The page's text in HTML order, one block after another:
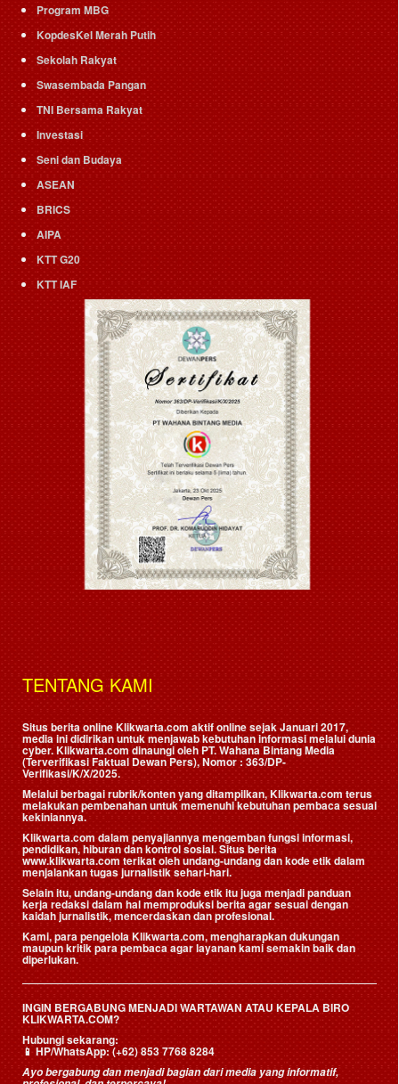
Program MBG
KopdesKel Merah Putih
Sekolah Rakyat
Swasembada Pangan
TNI Bersama Rakyat
Investasi
Seni dan Budaya
ASEAN
BRICS
AIPA
KTT G20
KTT IAF
TENTANG KAMI
Situs berita online Klikwarta.com aktif online sejak Januari 2017,
media ini didirikan untuk menjawab kebutuhan informasi melalui dunia
cyber. Klikwarta.com dinaungi oleh PT. Wahana Bintang Media
(Terverifikasi Faktual Dewan Pers), Nomor : 363/DP-
Verifikasi/K/X/2025.
Melalui berbagai rubrik/konten yang ditampilkan, Klikwarta.com terus
melakukan pembenahan untuk memenuhi kebutuhan pembaca sesuai
kekiniannya.
Klikwarta.com dalam penyajiannya mengemban fungsi informasi,
pendidikan, hiburan dan kontrol sosial. Situs berita
www.klikwarta.com terikat oleh undang-undang dan kode etik dalam
menjalankan tugas jurnalistik sehari-hari.
Selain itu, undang-undang dan kode etik itu juga menjadi panduan
kerja redaksi dalam hal memproduksi berita agar sesuai dengan
kaidah jurnalistik, mencerdaskan dan profesional.
Kami, para pengelola Klikwarta.com, mengharapkan dukungan
maupun kritik para pembaca agar layanan kami semakin baik dan
diperlukan.
INGIN BERGABUNG MENJADI WARTAWAN ATAU KEPALA BIRO
KLIKWARTA.COM?
Hubungi sekarang:
📱HP/WhatsApp:(+62) 853 7768 8284
Ayo bergabung dan menjadi bagian dari media yang informatif,